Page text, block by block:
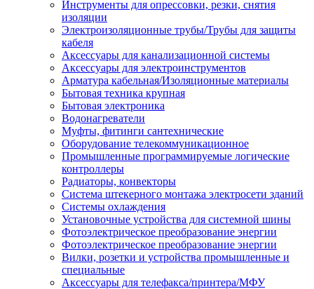
Инструменты для опрессовки, резки, снятия
изоляции
Электроизоляционные трубы/Трубы для защиты
кабеля
Аксессуары для канализационной системы
Аксессуары для электроинструментов
Арматура кабельная/Изоляционные материалы
Бытовая техника крупная
Бытовая электроника
Водонагреватели
Муфты, фитинги сантехнические
Оборудование телекоммуникационное
Промышленные программируемые логические
контроллеры
Радиаторы, конвекторы
Система штекерного монтажа электросети зданий
Системы охлаждения
Установочные устройства для системной шины
Фотоэлектрическое преобразование энергии
Фотоэлектрическое преобразование энергии
Вилки, розетки и устройства промышленные и
специальные
Аксессуары для телефакса/принтера/МФУ